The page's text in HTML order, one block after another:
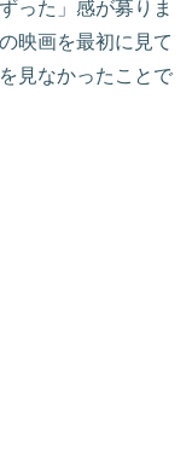
った」感が募りま
映画を最初に見て
見なかったことで